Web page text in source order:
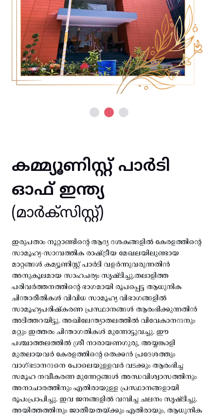
കമ്മ്യൂണിസ്റ്റ് പാർടി
ഓഫ് ഇന്ത്യ
(മാർക്സിസ്റ്റ്)
ഇരുപതാം നൂറ്റാണ്ടിന്റെ ആദ്യ ദശകങ്ങളിൽ കേരളത്തിന്റെ
സാമൂഹ്യ-സാമ്പത്തിക രാഷ്ട്രീയ മേഖലയിലുണ്ടായ
മാറ്റങ്ങൾ കമ്യൂണിസ്റ്റ് പാർടി വളർന്നുവരുന്നതിൻ
അനുകൂലമായ സാഹചര്യം സൃഷ്ടിച്ചു.തലാളിത്ത
പരിവർത്തനത്തിന്റെ ഭാഗമായി രൂപപ്പെട്ട ആധുനിക
ചിന്താരീതികൾ വിവിധ സാമൂഹ്യ വിഭാഗങ്ങളിൽ
സാമൂഹ്യപരിഷ്കരണ പ്രസ്ഥാനങ്ങൾ ആരംഭിക്കുന്നതിൻ
അടിത്തറയിട്ടു. അഖിലേന്ത്യാതലത്തിൽ വിവേകാനന്ദനും
മറ്റും ഇത്തരം ചിന്താഗതികൾ മുന്നോട്ടുവച്ചു. ഈ
പശ്ചാത്തലത്തിൽ ശ്രീ നാരായണഗുരു, അയ്യങ്കാളി
മുതലായവർ കേരളത്തിന്റെ തെക്കൻ പ്രദേശത്തും
വാഗ്ഭടാനന്ദനെ പോലെയുള്ളവർ വടക്കും ആരംഭിച്ച
സമൂഹ നവീകരണ മുന്നേറ്റങ്ങൾ അന്ധവിശ്വാസത്തിനും
അനാചാരത്തിനും എതിരായുള്ള പ്രസ്ഥാനങ്ങളായി
രൂപംപ്രാപിച്ചു. ഇവ ജനങ്ങളിൽ വമ്പിച്ച ചലനം സൃഷ്ടിച്ചു.
അയിത്തത്തിനും ജാതീയതയ്ക്കും എതിരായും, ആധുനിക